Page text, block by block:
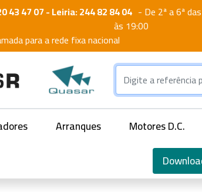
43 47 07 - Leiria: 244 82 84 04 - De 2ª a 6ª
às 19:00
para a rede fixa nacional
Arranques Motores D.C.